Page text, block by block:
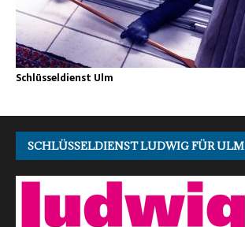
Schlüsseldienst Ulm
SCHLÜSSELDIENST LUDWIG FÜR ULM